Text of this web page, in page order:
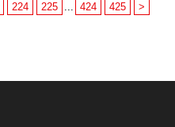
224 225 424 425 >